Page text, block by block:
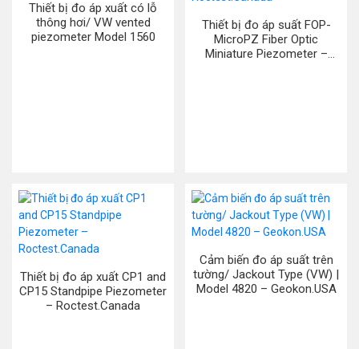
Thiết bị đo áp xuất có lỗ
thông hơi/ VW vented
piezometer Model 1560
Thiết bị đo áp suất FOP-
MicroPZ Fiber Optic
Miniature Piezometer –
Thiết bị đo áp xuất CP1 and
CP15 Standpipe Piezometer
– Roctest.Canada
Cảm biến đo áp suất trên
tường/ Jackout Type (VW) |
Model 4820 – Geokon.USA